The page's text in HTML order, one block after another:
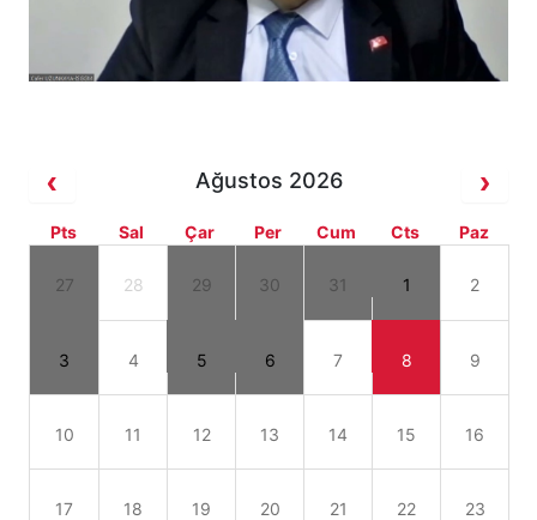
Ağustos 2026
Pts Sal Çar Per Cum Cts Paz
27 28 29 30 31 1 2
3 4 5 6 7 8 9
10 11 12 13 14 15 16
17 18 19 20 21 22 23